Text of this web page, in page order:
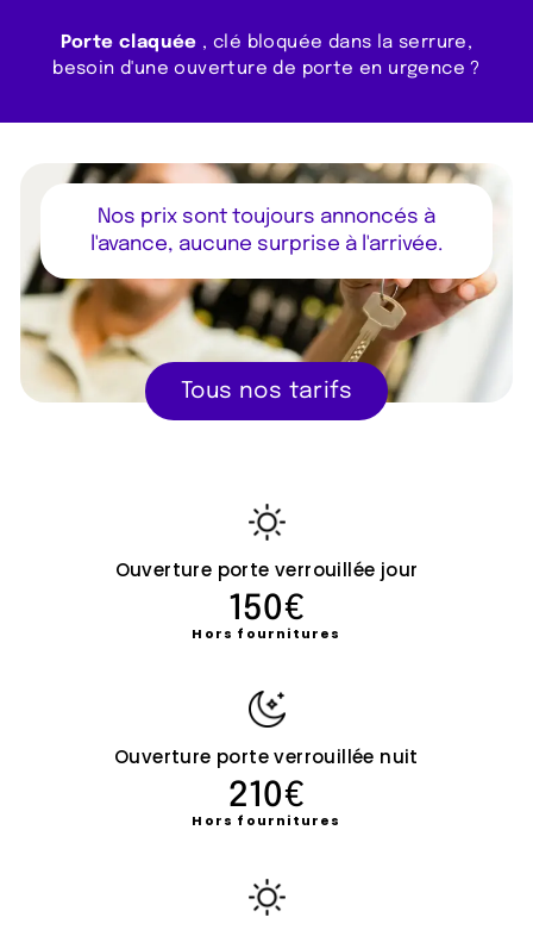
Porte claquée , clé bloquée dans la serrure,
besoin d'une ouverture de porte en urgence ?
Nos prix sont toujours annoncés à
l'avance, aucune surprise à l'arrivée.
Tous nos tarifs
Ouverture porte verrouillée jour
150€
Hors fournitures
Ouverture porte verrouillée nuit
210€
Hors fournitures